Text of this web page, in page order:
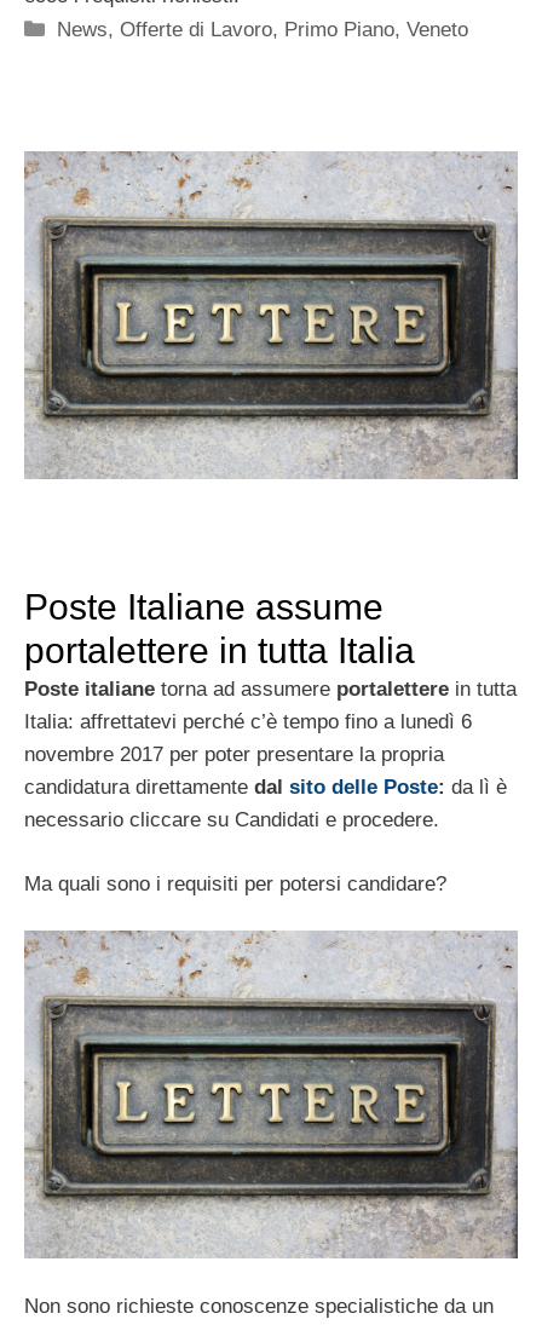
Categorie
News,Offerte di Lavoro, Primo Piano,Veneto
Poste Italiane assume
portalettere in tutta Italia
Poste italiane torna ad assumere portalettere in tutta
Italia: affrettatevi perché c’è tempo fino a lunedì 6
novembre 2017 per poter presentare la propria
candidatura direttamente dal sito delle Poste: da lì è
necessario cliccare su Candidati e procedere.
Ma quali sono i requisiti per potersi candidare?
Non sono richieste conoscenze specialistiche da un